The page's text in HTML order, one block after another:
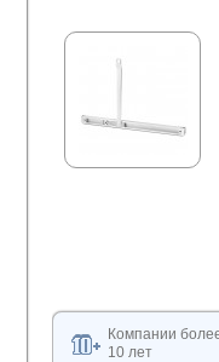
Компании
10 лет